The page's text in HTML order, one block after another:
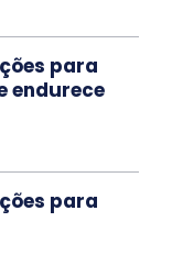
para
endurece
para